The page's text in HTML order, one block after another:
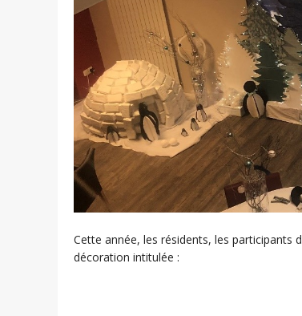
Cette année, les résidents, les participants
décoration intitulée :